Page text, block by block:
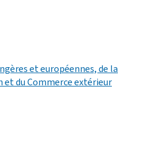
et européennes, de la
et du Commerce extérieur